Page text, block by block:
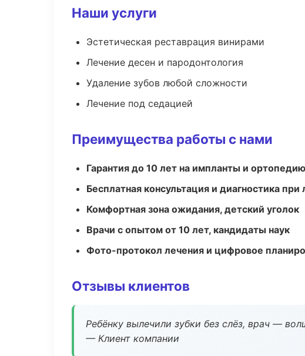
Наши услуги
Эстетическая реставрация винирами
Лечение десен и пародонтология
Удаление зубов любой сложности
Лечение под седацией
Преимущества работы с нами
Гарантия до 10 лет на импланты и ортопедию
Бесплатная консультация и диагностика при
Комфортная зона ожидания, детский уголок
Врачи с опытом от 10 лет, кандидаты наук
Фото-протокол лечения и цифровое
Отзывы клиентов
Ребёнку вылечили зубки без слёз, врач —
— Клиент компании